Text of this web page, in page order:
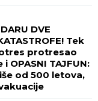
DVE
Tek
protresao
OPASNI TAJFUN:
od 500 letova,